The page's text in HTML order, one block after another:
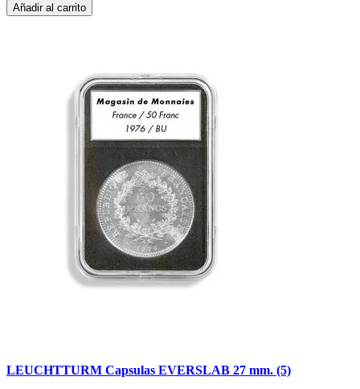
Añadir al carrito
LEUCHTTURM Capsulas EVERSLAB 27 mm. (5)